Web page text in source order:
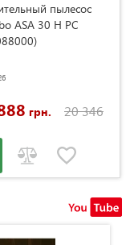
пылесос
ASA 30 H PC
грн. 20 346